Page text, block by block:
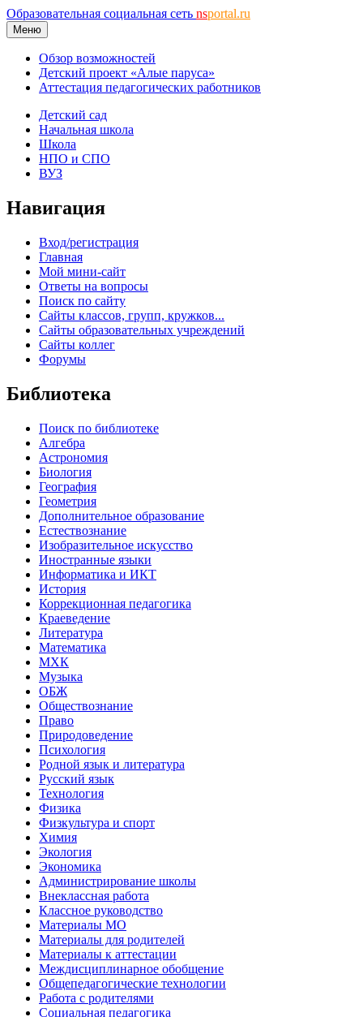
Образовательная социальная сеть nsportal.ru
Меню
Обзор возможностей
Детский проект «Алые паруса»
Аттестация педагогических работников
Детский сад
Начальная школа
Школа
НПО и СПО
ВУЗ
Навигация
Вход/регистрация
Главная
Мой мини-сайт
Ответы на вопросы
Поиск по сайту
Сайты классов, групп, кружков...
Сайты образовательных учреждений
Сайты коллег
Форумы
Библиотека
Поиск по библиотеке
Алгебра
Астрономия
Биология
География
Геометрия
Дополнительное образование
Естествознание
Изобразительное искусство
Иностранные языки
Информатика и ИКТ
История
Коррекционная педагогика
Краеведение
Литература
Математика
МХК
Музыка
ОБЖ
Обществознание
Право
Природоведение
Психология
Родной язык и литература
Русский язык
Технология
Физика
Физкультура и спорт
Химия
Экология
Экономика
Администрирование школы
Внеклассная работа
Классное руководство
Материалы МО
Материалы для родителей
Материалы к аттестации
Междисциплинарное обобщение
Общепедагогические технологии
Работа с родителями
Социальная педагогика